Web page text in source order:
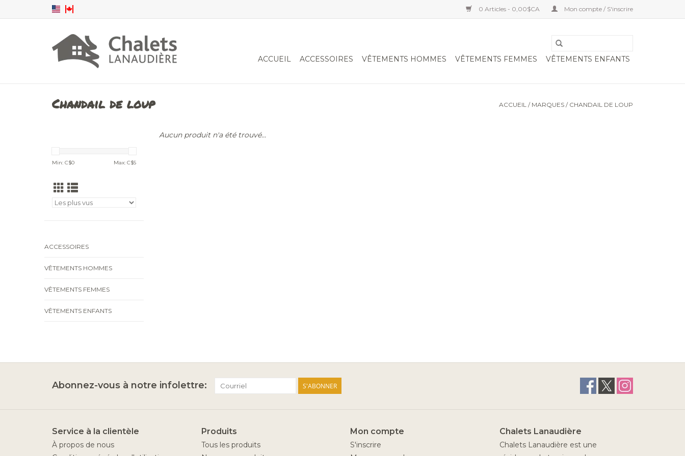
0 Articles - 0,00$CA Mon compte / S'inscrire
ACCUEIL ACCESSOIRES VÊTEMENTS HOMMES VÊTEMENTS FEMMES VÊTEMENTS ENFANTS
Chandail de loup ACCUEIL / MARQUES / CHANDAIL DE LOUP
Min: C$0 Max: C$5
ACCESSOIRES
VÊTEMENTS HOMMES
VÊTEMENTS FEMMES
VÊTEMENTS ENFANTS
Aucun produit n'a été trouvé...
Abonnez-vous à notre infolettre: S'ABONNER
Service à la clientèle
À propos de nous
Produits
Tous les produits
Mon compte
S'inscrire
Chalets Lanaudière
Chalets Lanaudière est une